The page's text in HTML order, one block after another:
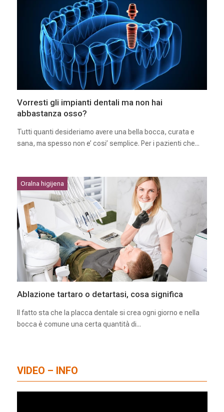
Vorresti gli impianti dentali ma non hai
abbastanza osso?
Tutti quanti desideriamo avere una bella bocca, curata e
sana, ma spesso non e’ cosi’ semplice. Per i pazienti che...
Ablazione tartaro o detartasi, cosa significa
Il fatto sta che la placca dentale si crea ogni giorno e nella
bocca è comune una certa quantità di...
Oralna higijena
VIDEO – INFO